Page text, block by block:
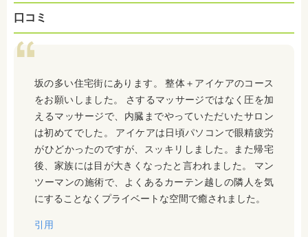
口コミ
坂の多い住宅街にあります。 整体＋アイケアのコース
をお願いしました。 さするマッサージではなく圧を加
えるマッサージで、内臓までやっていただいたサロン
は初めてでした。 アイケアは日頃パソコンで眼精疲労
がひどかったのですが、スッキリしました。また帰宅
後、家族には目が大きくなったと言われました。 マン
ツーマンの施術で、よくあるカーテン越しの隣人を気
にすることなくプライベートな空間で癒されました。
引用